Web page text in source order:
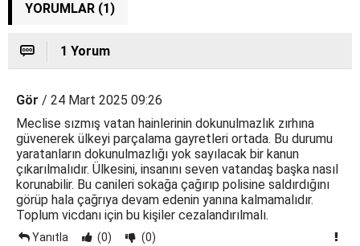
YORUMLAR (1)
1 Yorum
Gör / 24 Mart 2025 09:26
Meclise sızmış vatan hainlerinin dokunulmazlık zırhına
güvenerek ülkeyi parçalama gayretleri ortada. Bu durumu
yaratanların dokunulmazlığı yok sayılacak bir kanun
çıkarılmalıdır. Ülkesini, insanını seven vatandaş başka nasıl
korunabilir. Bu canileri sokağa çağırıp polisine saldırdığını
görüp hala çağrıya devam edenin yanına kalmamalıdır.
Toplum vicdanı için bu kişiler cezalandırılmalı.
Yanıtla (0) (0)